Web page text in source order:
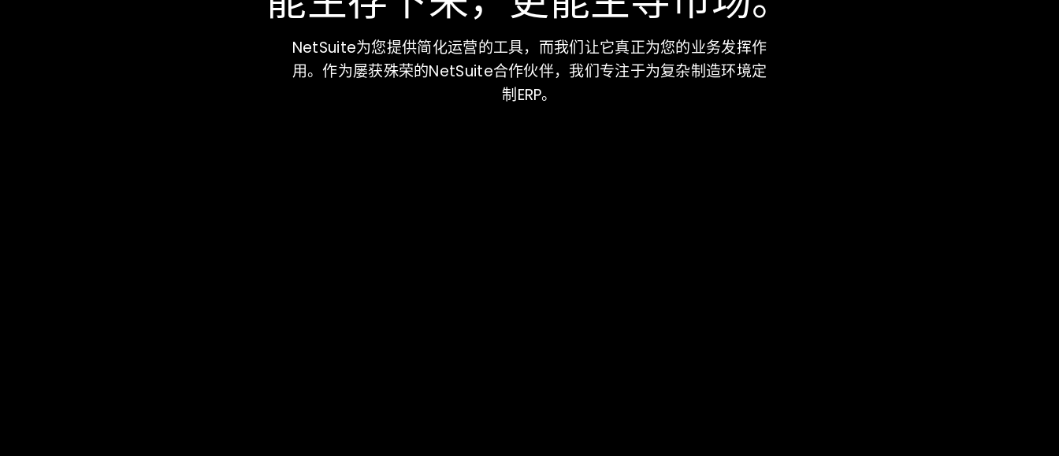
NetSuite为您提供简化运营的工具，而我们让它真正为您的业务发挥作
用。作为屡获殊荣的NetSuite合作伙伴，我们专注于为复杂制造环境定
制ERP。